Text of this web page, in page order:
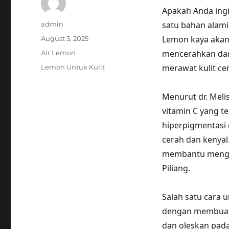
Apakah Anda
satu bahan
Lemon kaya
mencerahkan
merawat kulit
Menurut dr.
vitamin C yang
hiperpigmentasi
cerah dan
membantu
Piliang.
Salah satu cara
dengan
dan oleskan
Author
admin
Posted
on
August 3, 2025
Categories
Air Lemon
Tags
Lemon Untuk Kulit